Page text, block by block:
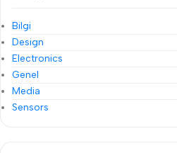
Bilgi
Design
Electronics
Genel
Media
Sensors